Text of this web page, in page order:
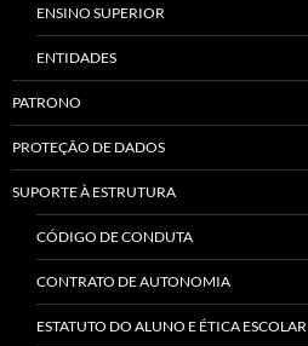
ENSINO SUPERIOR
ENTIDADES
PATRONO
PROTEÇÃO DE DADOS
SUPORTE À ESTRUTURA
CÓDIGO DE CONDUTA
CONTRATO DE AUTONOMIA
ESTATUTO DO ALUNO E ÉTICA ESCOLAR